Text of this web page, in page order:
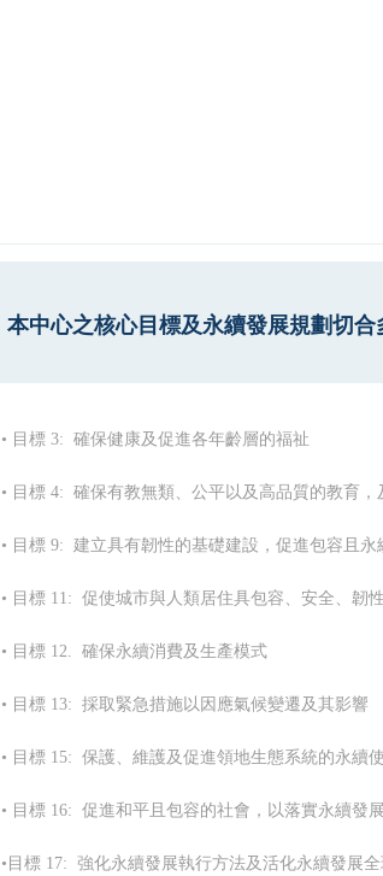
本中心之核心目標及永續發展規劃切
• 目標 3: 確保健康及促進各年齡層的福祉
• 目標 4: 確保有教無類、公平以及高品質的教育，
• 目標 9: 建立具有韌性的基礎建設，促進包容且
• 目標 11: 促使城市與人類居住具包容、安全、韌
• 目標 12. 確保永續消費及生產模式
• 目標 13: 採取緊急措施以因應氣候變遷及其影響
• 目標 15: 保護、維護及促進領地生態系統的永續
• 目標 16: 促進和平且包容的社會，以落實永續發展
•目標 17: 強化永續發展執行方法及活化永續發展